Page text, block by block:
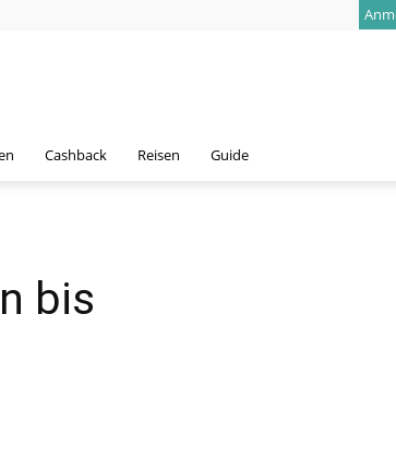
Cashback Reisen Guide
bis